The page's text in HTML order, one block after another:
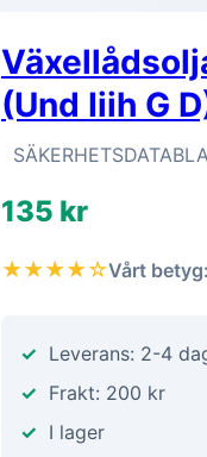
(Und Iiih G
135 kr
★★★★☆Vårt
Leverans: 2-4
Frakt: 200 kr
I lager